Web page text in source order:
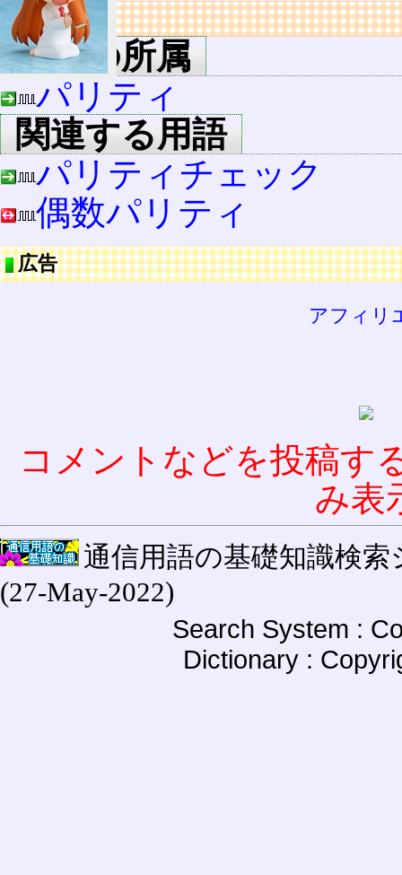
リンク
用語の所属
パリティ
関連する用語
パリティチェック
偶数パリティ
広告
アフィリ
コメントなどを投稿す
み表
通信用語の基礎知識検索
(27-May-2022)
Search System :
Dictionary :